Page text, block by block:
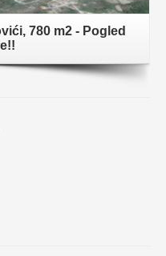
780 m2 - Pogled